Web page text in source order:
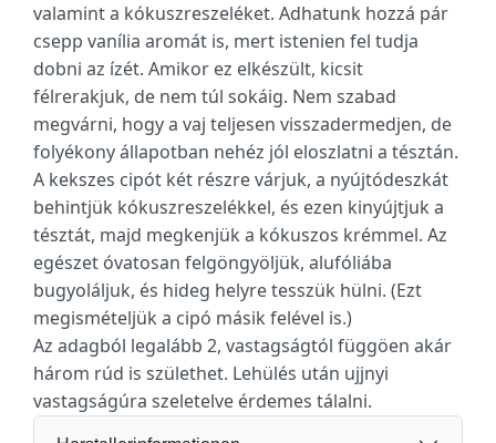
valamint a kókuszreszeléket. Adhatunk hozzá pár
csepp vanília aromát is, mert istenien fel tudja
dobni az ízét. Amikor ez elkészült, kicsit
félrerakjuk, de nem túl sokáig. Nem szabad
megvárni, hogy a vaj teljesen visszadermedjen, de
folyékony állapotban nehéz jól eloszlatni a tésztán.
A kekszes cipót két részre várjuk, a nyújtódeszkát
behintjük kókuszreszelékkel, és ezen kinyújtjuk a
tésztát, majd megkenjük a kókuszos krémmel. Az
egészet óvatosan felgöngyöljük, alufóliába
bugyoláljuk, és hideg helyre tesszük hülni. (Ezt
megismételjük a cipó másik felével is.)
Az adagból legalább 2, vastagságtól függöen akár
három rúd is születhet. Lehülés után ujjnyi
vastagságúra szeletelve érdemes tálalni.